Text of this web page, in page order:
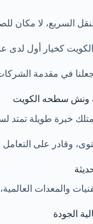
السريع، لا مكان
كخيار أول لدى
في مقدمة
ونش سطحه الكويت
خبرة طويلة
وقادر على التعامل
والمعدات
الجودة